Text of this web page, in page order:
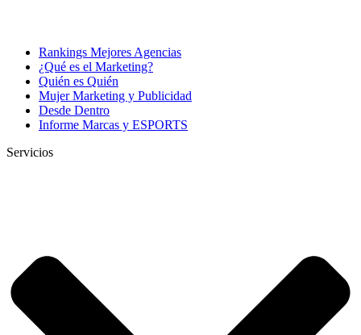
Rankings Mejores Agencias
¿Qué es el Marketing?
Quién es Quién
Mujer Marketing y Publicidad
Desde Dentro
Informe Marcas y ESPORTS
Servicios